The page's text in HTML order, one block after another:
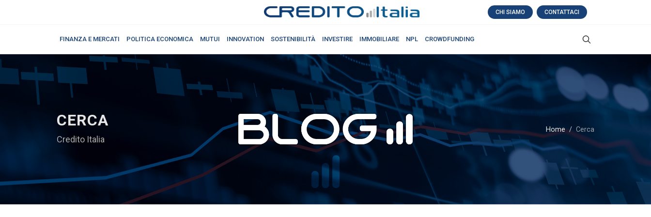
CHI SIAMO CONTATTACI
FINANZA E MERCATI POLITICA ECONOMICA MUTUI INNOVATION SOSTENIBILITÀ INVESTIRE IMMOBILIARE NPL CROWDFUNDING
CERCA
Credito Italia
Home Cerca